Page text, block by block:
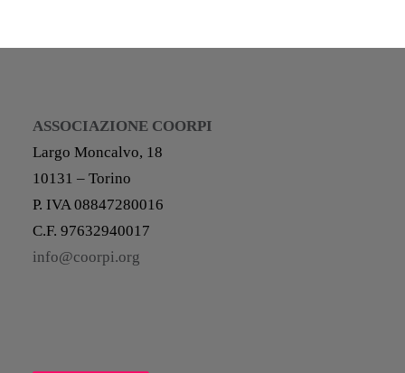
ASSOCIAZIONE COORPI
Largo Moncalvo, 18
10131 – Torino
P. IVA 08847280016
C.F. 97632940017
info@coorpi.org